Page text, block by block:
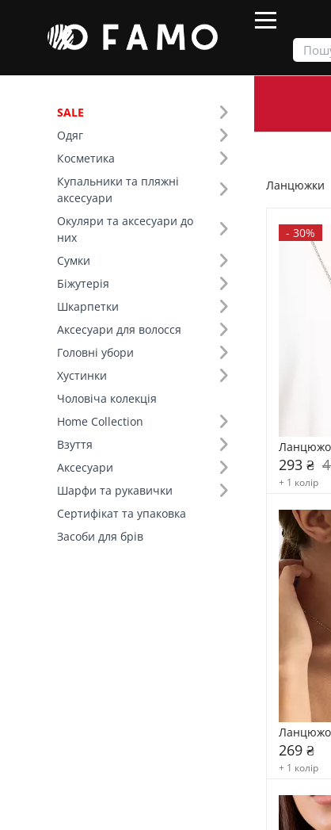
SALE
Одяг
Косметика
Купальники та пляжні
аксесуари
Окуляри та аксесуари до
них
Сумки
Біжутерія
Шкарпетки
Аксесуари для волосся
Головні убори
Хустинки
Чоловіча колекція
Home Collection
Взуття
Аксесуари
Шарфи та рукавички
Сертифікат та упаковка
Засоби для брів
Ланцюжки
Фільтр
Ціна
SALE
Основний колір (5)
Сріблястий (71)
Золотистий (51)
Червоний (3)
Білий (2)
Чорний (2)
Ланцюжки
- 30%
293 ₴
+ 1 колір
269 ₴
+ 1 колір